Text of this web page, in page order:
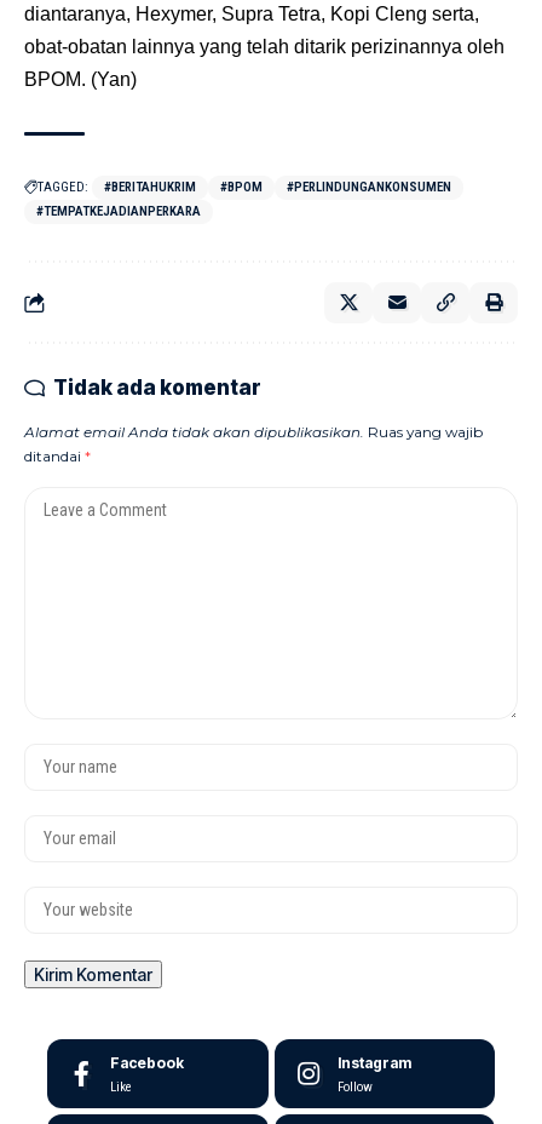
diantaranya, Hexymer, Supra Tetra, Kopi Cleng serta,
obat-obatan lainnya yang telah ditarik perizinannya oleh
BPOM. (Yan)
TAGGED: #BERITAHUKRIM #BPOM
#PERLINDUNGANKONSUMEN
#TEMPATKEJADIANPERKARA
Tidak ada komentar
Alamat email Anda tidak akan dipublikasikan. Ruas yang wajib
ditandai *
Facebook
Like
Instagram
Follow